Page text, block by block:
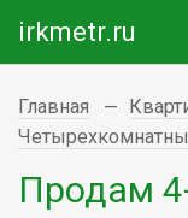
irkmetr.ru
Главная
Продам